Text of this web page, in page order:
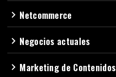
navigate_next Netcommerce
navigate_next Negocios actuales
navigate_next Marketing de Contenidos